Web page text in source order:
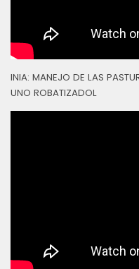
INIA: MANEJO DE LAS
UNO ROBATIZADOL